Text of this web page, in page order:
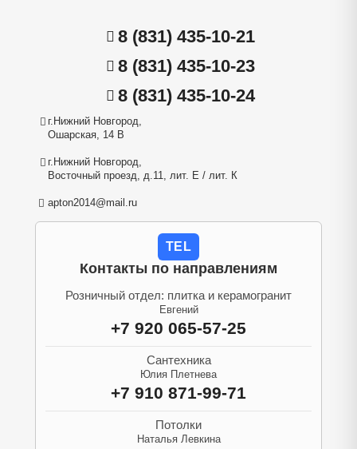
8 (831) 435-10-21
8 (831) 435-10-23
8 (831) 435-10-24
г.Нижний Новгород,
Ошарская, 14 В
г.Нижний Новгород,
Восточный проезд, д.11, лит. Е / лит. К
apton2014@mail.ru
TEL
Контакты по направлениям
Розничный отдел: плитка и керамогранит
Евгений
+7 920 065-57-25
Сантехника
Юлия Плетнева
+7 910 871-99-71
Потолки
Наталья Левкина